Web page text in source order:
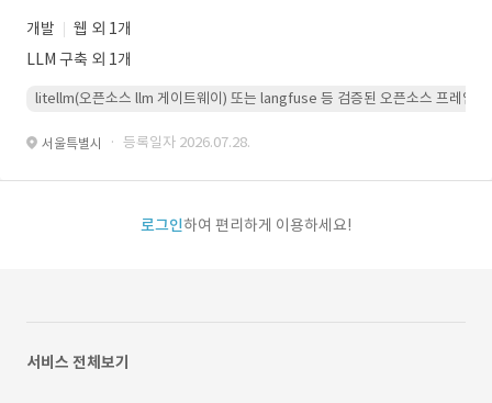
개발
웹 외 1개
LLM 구축 외 1개
litellm(오픈소스 llm 게이트웨이) 또는 langfuse 등 검증된 오픈소스 프레임워
서울특별시 · 등록일자 2026.07.28.
로그인하여 편리하게 이용하세요!
서비스 전체보기